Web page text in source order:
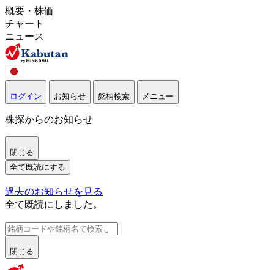
概要・株価
チャート
ニュース
ログイン お知らせ 銘柄検索 メニュー
株探からのお知らせ
閉じる
全て既読にする
過去のお知らせを見る
全て既読にしました。
閉じる